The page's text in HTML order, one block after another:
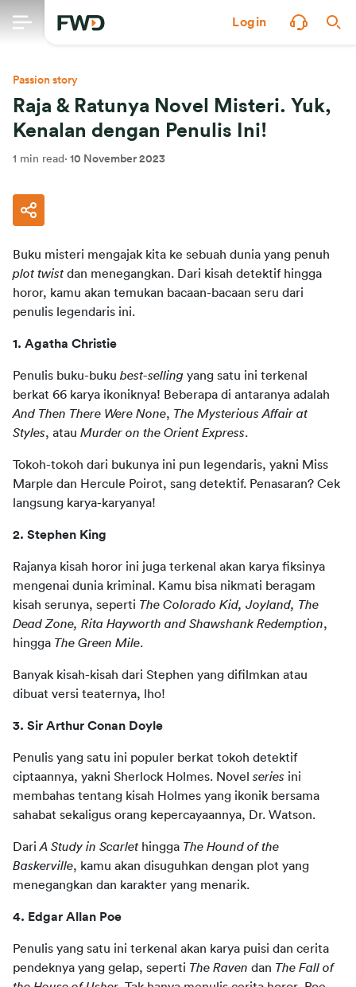
Login
Passion story
Raja & Ratunya Novel Misteri. Yuk,
Kenalan dengan Penulis Ini!
1 min read · 10 November 2023
plot twist dan menegangkan. Dari kisah detektif hingga
horor, kamu akan temukan bacaan-bacaan seru dari
penulis legendaris ini.
1. Agatha Christie
Penulis buku-buku best-selling yang satu ini terkenal
And Then There Were None, The Mysterious Affair at
Styles, atau Murder on the Orient Express.
Tokoh-tokoh dari bukunya ini pun legendaris, yakni Miss
Marple dan Hercule Poirot, sang detektif. Penasaran? Cek
langsung karya-karyanya!
2. Stephen King
Rajanya kisah horor ini juga terkenal akan karya fiksinya
mengenai dunia kriminal. Kamu bisa nikmati beragam
kisah serunya, seperti The Colorado Kid, Joyland, The
Dead Zone, Rita Hayworth and Shawshank Redemption,
hingga The Green Mile.
Banyak kisah-kisah dari Stephen yang difilmkan atau
dibuat versi teaternya, lho!
3. Sir Arthur Conan Doyle
Penulis yang satu ini populer berkat tokoh detektif
ciptaannya, yakni Sherlock Holmes. Novel series ini
membahas tentang kisah Holmes yang ikonik bersama
sahabat sekaligus orang kepercayaannya, Dr. Watson.
Dari A Study in Scarlet hingga The Hound of the
Baskerville, kamu akan disuguhkan dengan plot yang
menegangkan dan karakter yang menarik.
4. Edgar Allan Poe
Penulis yang satu ini terkenal akan karya puisi dan cerita
pendeknya yang gelap, seperti The Raven dan The Fall of